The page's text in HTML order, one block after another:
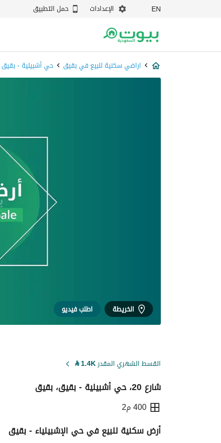
EN الإعدادات حمل التطبيق
اراضي سكنية للبيع في بقيق حي أشبيلية - بقيق
الخريطة اطلب فيديو
القسط الشهري المقدر1.4K
⃁
شارع 20، حي أشبيلية - بقيق، بقيق
400 م2
أرض سكنية للبيع في حي الإشبيلياء - بقيق